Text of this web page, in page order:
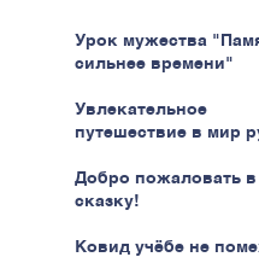
Урок мужества
сильнее времени"
Увлекательное
путешествие в мир
Добро пожаловать в
сказку!
Ковид учёбе не